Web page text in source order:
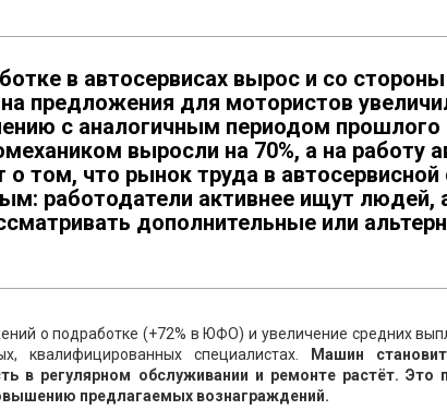
в автосервисах вырос и со
предложения для мотористов
с аналогичным периодом прошлого
выросли на 70%, а на работу
о том, что рынок труда в
работодатели активнее ищут людей,
дополнительные или
о подработке (+72% в ЮФО) и увеличение средних
квалифицированных специалистах.
Машин
в регулярном обслуживании и ремонте растёт. Это
предлагаемых вознаграждений.